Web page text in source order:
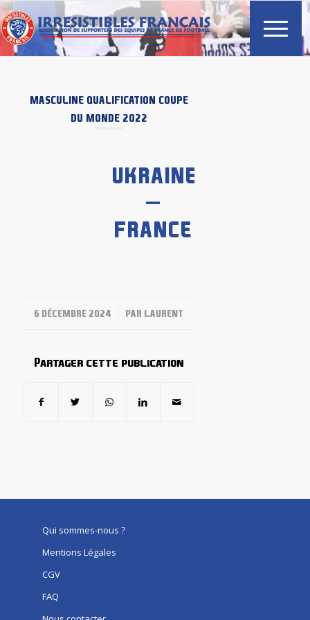
MASCULINE QUALIFICATION COUPE
DU MONDE 2022
UKRAINE
–
FRANCE
6 DÉCEMBRE 2024
/ PAR LAURENT
Partager cette publication
Qui sommes-nous ?
Mentions Légales
CGV
FAQ